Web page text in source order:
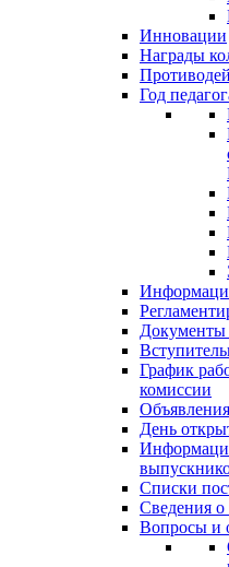
Инновации
Награды
Год
График
комиссии
Объявления
День
Списки
Сведения о
Вопросы и